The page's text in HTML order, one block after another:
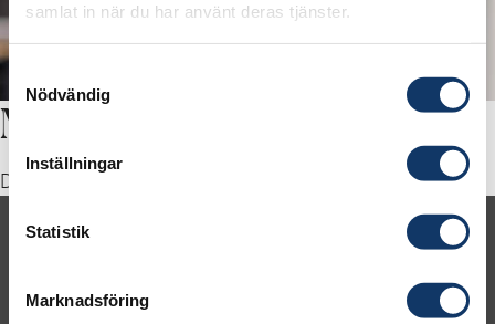
samlat in när du har använt deras tjänster.
Nödvändig
Inställningar
Statistik
Marknadsföring
Marcus Wandt
Deputy Chair
Contact us